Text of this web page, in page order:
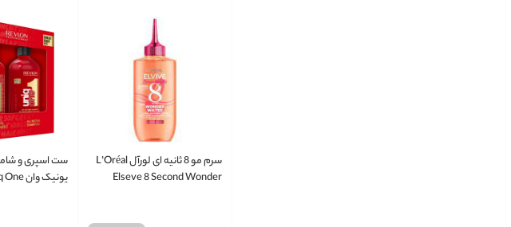
سرم مو 8 ثانیه ای لورآل L’Oréal
Elseve 8 Second Wonder
یونیک وان Revlon Uniq One